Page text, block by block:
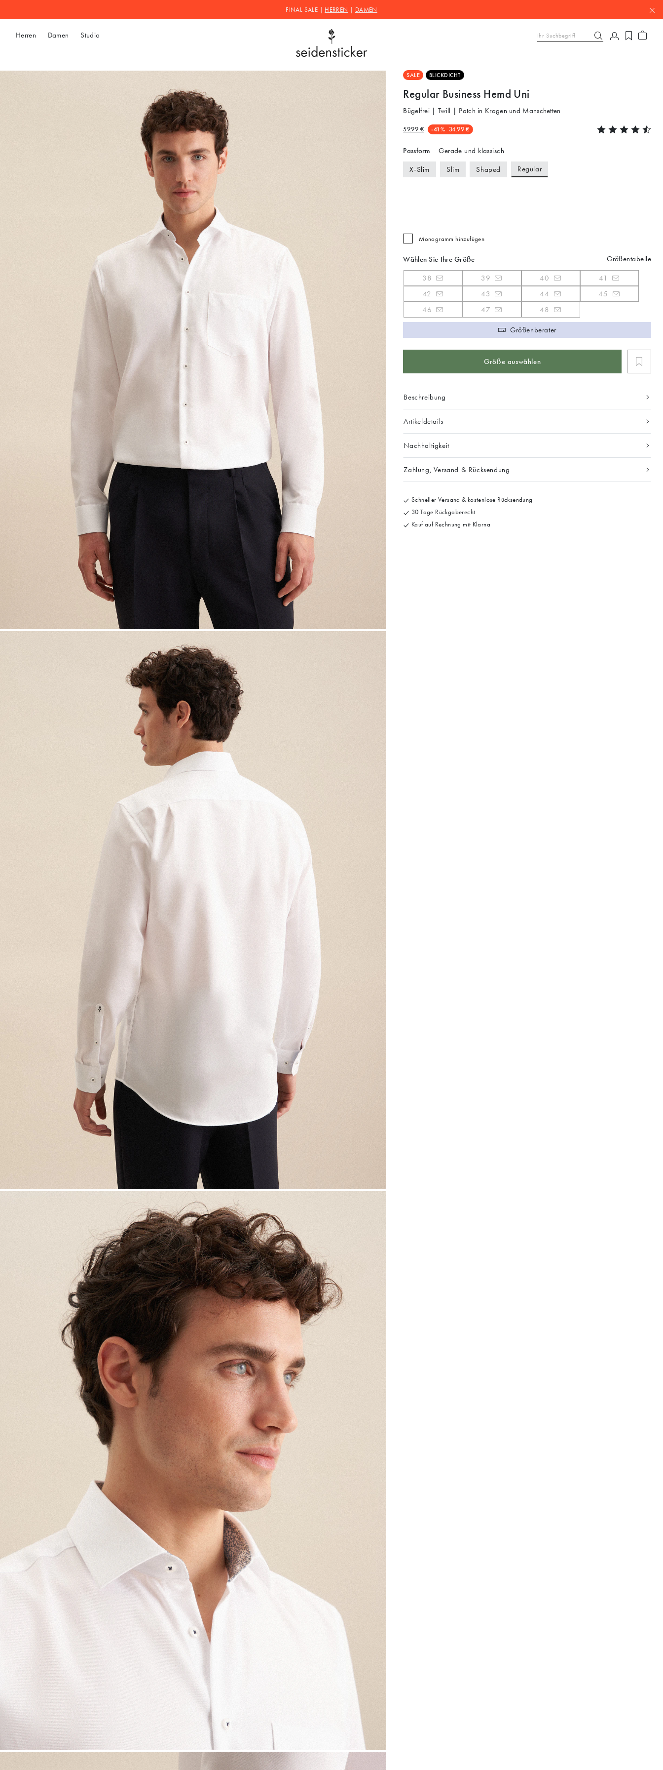
FINAL SALE | HERREN DAMEN
Herren Damen Studio
SALE BLICKDICHT
Regular Business Hemd Uni
Bügelfrei | Twill | Patch in Kragen und Manschetten
59.99 € -41% 34.99 €
Passform Gerade und klassisch
X-Slim Slim Shaped Regular
Monogramm hinzufügen
Wählen Sie Ihre Größe Größentabelle
38 39 40
41
42
43 44
45
46
47 48
Größenberater
Größe auswählen
Beschreibung
Artikeldetails
Nachhaltigkeit
Zahlung, Versand & Rücksendung
Schneller Versand & kostenlose Rücksendung
30 Tage Rückgaberecht
Kauf auf Rechnung mit Klarna